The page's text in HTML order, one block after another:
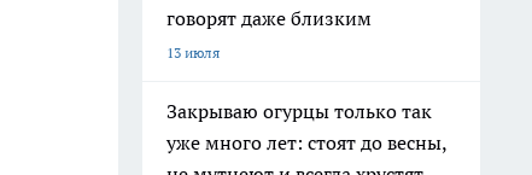
говорят даже близким
13 июля
Закрываю огурцы только так
уже много лет: стоят до весны,